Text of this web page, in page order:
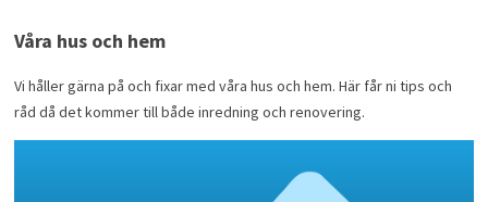
Våra hus och hem
Vi håller gärna på och fixar med våra hus och hem. Här får ni tips och
råd då det kommer till både inredning och renovering.